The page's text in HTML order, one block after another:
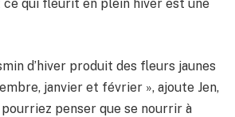
qui fleurit en plein hiver est une
d’hiver produit des fleurs jaunes
janvier et février », ajoute Jen,
pourriez penser que se nourrir à